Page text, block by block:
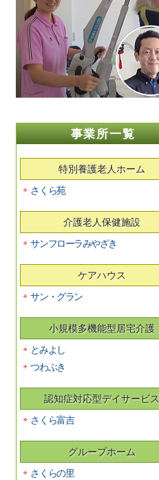
事業所一覧
特別養護老人ホーム
さくら苑
介護老人保健施設
サンフローラみやざき
ケアハウス
サン・グラン
小規模多機能型居宅介護
とみよし
つわぶき
認知症対応型デイサービス
さくら富吉
グループホーム
さくらの里